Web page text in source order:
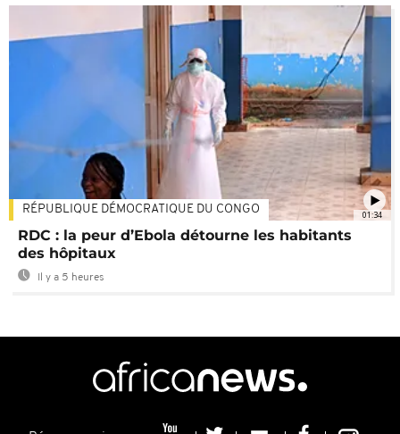
01:34
RÉPUBLIQUE DÉMOCRATIQUE DU CONGO
RDC : la peur d’Ebola détourne les habitants
des hôpitaux
Il y a 5 heures